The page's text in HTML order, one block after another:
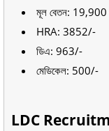
মূল বেতন:
HRA: 3852/-
ডিএ: 963/-
মেডিকেল: 500/-
LDC